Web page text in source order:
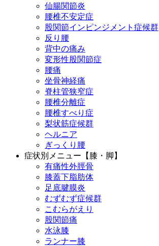
仙腸関節炎
腰椎不安定症
股関節インピンジメント症候群
反り腰
背中の痛み
変形性股関節症
腰痛
坐骨神経痛
脊柱管狭窄症
腰椎分離症
腰椎すべり症
梨状筋症候群
ヘルニア
ぎっくり腰
症状別メニュー【膝・脚】
有痛性外脛骨
膝蓋下脂肪体
足底腱膜炎
むずむず症候群
こむらがえり
股関節痛
水泳膝
ランナー膝